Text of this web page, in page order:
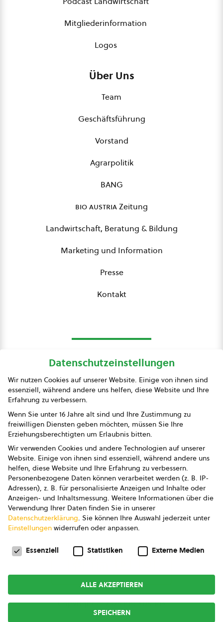
Mitgliederinformation
Logos
Über Uns
Team
Geschäftsführung
Vorstand
Agrarpolitik
BANG
bio austriaZeitung
Landwirtschaft, Beratung & Bildung
Marketing und Information
Presse
Kontakt
Presse
Impressum
Datenschutz
AGB
AGB Marketing GmbH
AGB Bildung
Newsletter
Copyright © 2026bio austria
Datenschutzeinstellungen
Wir nutzen Cookies auf unserer Website. Einige von ihnen sind
essenziell, während andere uns helfen, diese Website und Ihre
Erfahrung zu verbessern.
Wenn Sie unter 16 Jahre alt sind und Ihre Zustimmung zu
freiwilligen Diensten geben möchten, müssen Sie Ihre
Erziehungsberechtigten um Erlaubnis bitten.
Wir verwenden Cookies und andere Technologien auf unserer
Website. Einige von ihnen sind essenziell, während andere uns
helfen, diese Website und Ihre Erfahrung zu verbessern.
Personenbezogene Daten können verarbeitet werden (z. B. IP-
Adressen), z. B. für personalisierte Anzeigen und Inhalte oder
Anzeigen- und Inhaltsmessung. Weitere Informationen über die
Verwendung Ihrer Daten finden Sie in unserer
Datenschutzerklärung. Sie können Ihre Auswahl jederzeit unter
Einstellungen widerrufen oder anpassen.
Datenschutzeinstellungen
Essenziell Statistiken Externe Medien
ALLE AKZEPTIEREN
SPEICHERN